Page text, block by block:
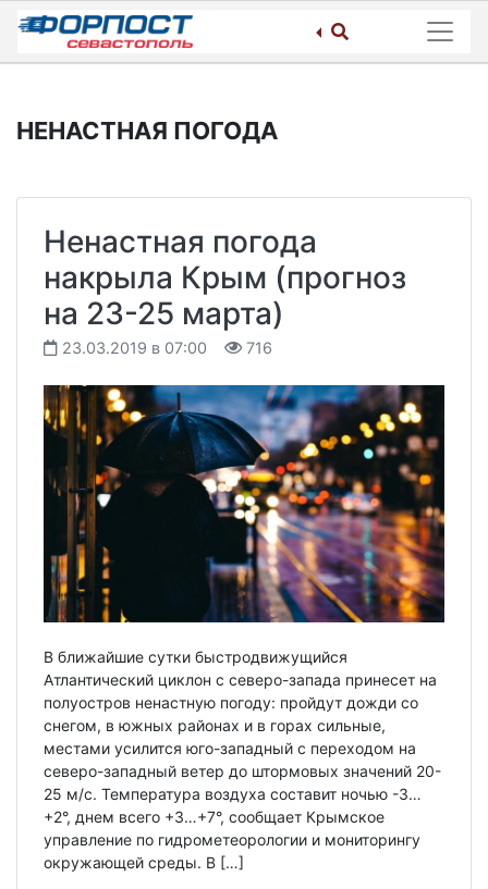
Skip
content
НЕНАСТНАЯ ПОГОДА
Ненастная погода
накрыла Крым (прогноз
на 23-25 марта)
23.03.2019 в 07:00 716
В ближайшие сутки быстродвижущийся
Атлантический циклон с северо-запада принесет на
полуостров ненастную погоду: пройдут дожди со
снегом, в южных районах и в горах сильные,
местами усилится юго-западный с переходом на
северо-западный ветер до штормовых значений 20-
25 м/с. Температура воздуха составит ночью -3…
+2°, днем всего +3…+7°, сообщает Крымское
управление по гидрометеорологии и мониторингу
окружающей среды. В […]